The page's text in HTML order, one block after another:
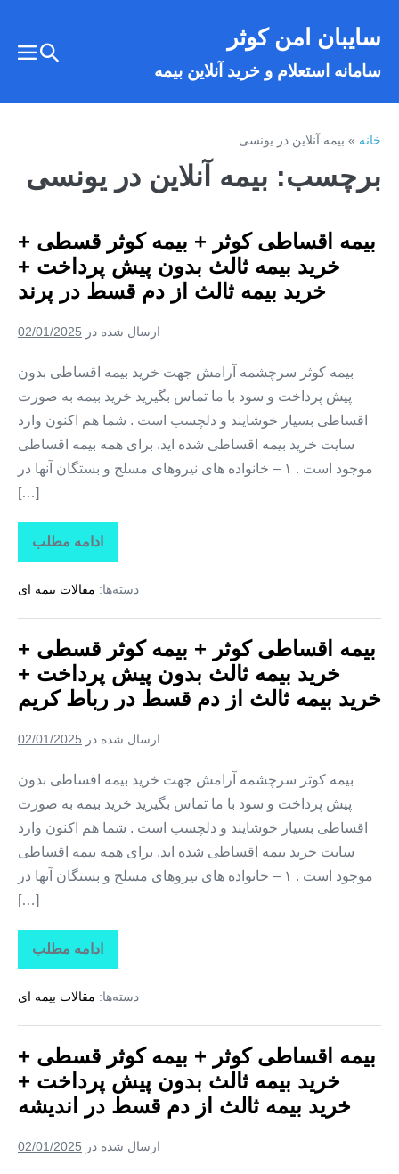
سایبان امن کوثر
سامانه استعلام و خرید آنلاین بیمه
تغییر
خانه»بیمه آنلاین در یونسی
برچسب: بیمه آنلاین در یونسی
بیمه اقساطی کوثر + بیمه کوثر قسطی +
خرید بیمه ثالث بدون پیش پرداخت +
خرید بیمه ثالث از دم قسط در پرند
ارسال شده در 02/01/2025
بیمه کوثر سرچشمه آرامش جهت خرید بیمه اقساطی بدون
پیش پرداخت و سود با ما تماس بگیرید خرید بیمه به صورت
اقساطی بسیار خوشایند و دلچسب است . شما هم اکنون وارد
سایت خرید بیمه اقساطی شده اید. برای همه بیمه اقساطی
موجود است . ۱ – خانواده های نیروهای مسلح و بستگان آنها در
[…]
ادامه مطلب
بیمه
اقساطی
+
کوثر
+
خرید
بیمه
ثالث
بدون
پرداخت
+
بیمه
ثالث
از
دم
قسط
در
پرند
دسته‌ها: مقالات بیمه ای
بیمه اقساطی کوثر + بیمه کوثر قسطی +
خرید بیمه ثالث بدون پیش پرداخت +
خرید بیمه ثالث از دم قسط در رباط کریم
ارسال شده در 02/01/2025
بیمه کوثر سرچشمه آرامش جهت خرید بیمه اقساطی بدون
پیش پرداخت و سود با ما تماس بگیرید خرید بیمه به صورت
اقساطی بسیار خوشایند و دلچسب است . شما هم اکنون وارد
سایت خرید بیمه اقساطی شده اید. برای همه بیمه اقساطی
موجود است . ۱ – خانواده های نیروهای مسلح و بستگان آنها در
[…]
ادامه مطلب
بیمه
اقساطی
+
کوثر
+
خرید
بیمه
بدون
پرداخت
+
دسته‌ها: مقالات بیمه ای
بیمه اقساطی کوثر + بیمه کوثر قسطی +
خرید بیمه ثالث بدون پیش پرداخت +
خرید بیمه ثالث از دم قسط در اندیشه
ارسال شده در 02/01/2025